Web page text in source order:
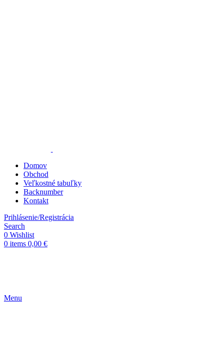
Domov
Obchod
Veľkostné tabuľky
Backnumber
Kontakt
Prihlásenie/Registrácia
Search
0 Wishlist
0 items 0,00 €
Menu